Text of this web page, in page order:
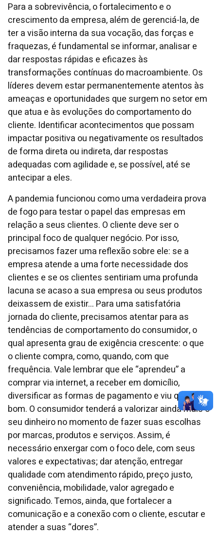
Para a sobrevivência, o fortalecimento e o
crescimento da empresa, além de gerenciá-la, de
ter a visão interna da sua vocação, das forças e
fraquezas, é fundamental se informar, analisar e
dar respostas rápidas e eficazes às
transformações contínuas do macroambiente. Os
líderes devem estar permanentemente atentos às
ameaças e oportunidades que surgem no setor em
que atua e às evoluções do comportamento do
cliente. Identificar acontecimentos que possam
impactar positiva ou negativamente os resultados
de forma direta ou indireta, dar respostas
adequadas com agilidade e, se possível, até se
antecipar a eles.
A pandemia funcionou como uma verdadeira prova
de fogo para testar o papel das empresas em
relação a seus clientes. O cliente deve ser o
principal foco de qualquer negócio. Por isso,
precisamos fazer uma reflexão sobre ele: se a
empresa atende a uma forte necessidade dos
clientes e se os clientes sentiriam uma profunda
lacuna se acaso a sua empresa ou seus produtos
deixassem de existir... Para uma satisfatória
jornada do cliente, precisamos atentar para as
tendências de comportamento do consumidor, o
qual apresenta grau de exigência crescente: o que
o cliente compra, como, quando, com que
frequência. Vale lembrar que ele “aprendeu” a
comprar via internet, a receber em domicílio,
diversificar as formas de pagamento e viu que era
bom. O consumidor tenderá a valorizar ainda mais o
seu dinheiro no momento de fazer suas escolhas
por marcas, produtos e serviços. Assim, é
necessário enxergar com o foco dele, com seus
valores e expectativas; dar atenção, entregar
qualidade com atendimento rápido, preço justo,
conveniência, mobilidade, valor agregado e
significado. Temos, ainda, que fortalecer a
comunicação e a conexão com o cliente, escutar e
atender a suas “dores”.